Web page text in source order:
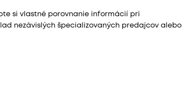
si vlastné porovnanie informácií pri
nezávislých špecializovaných predajcov alebo